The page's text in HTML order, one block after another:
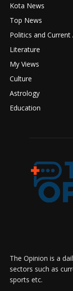
Kota News
Top News
Politics and Current
Literature
My Views
Culture
Astrology
Education
The Opinion is a
sectors such as
sports etc.